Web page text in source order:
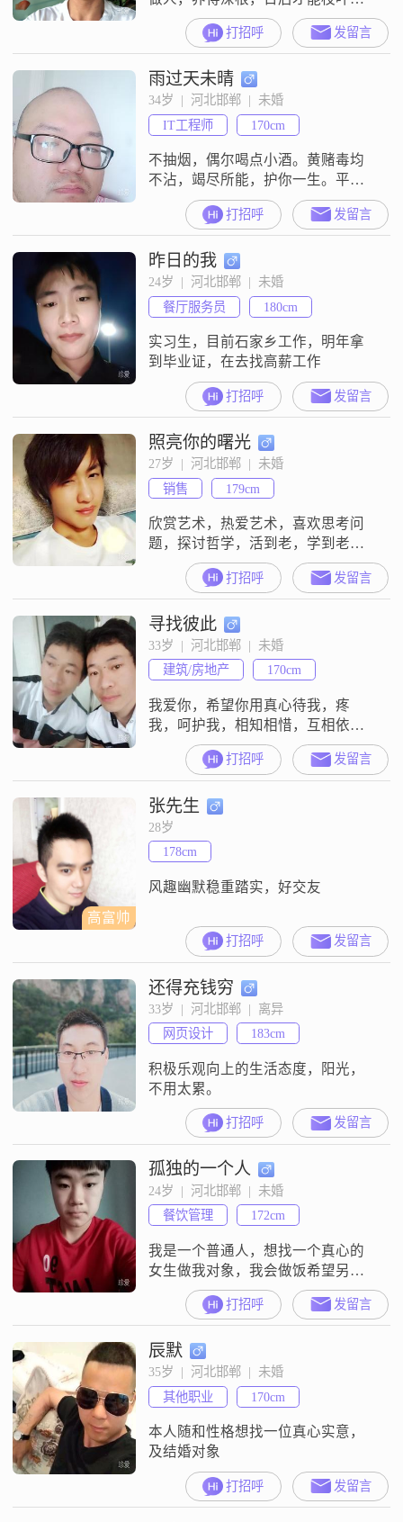
盛。如果你给我的，和你给别人的
是一样的，那我就不要了。要么旅
行，要么读书，身体和灵魂必须有
一个在路上。
打招呼 发留言
雨过天未晴
34岁  |  河北邯郸  |  未婚
IT工程师
170cm
不抽烟，偶尔喝点小酒。黄赌毒均
不沾，竭尽所能，护你一生。平平
淡淡才是真。
打招呼 发留言
昨日的我
24岁  |  河北邯郸  |  未婚
餐厅服务员
180cm
实习生，目前石家乡工作，明年拿
到毕业证，在去找高薪工作
打招呼 发留言
照亮你的曙光
27岁  |  河北邯郸  |  未婚
销售
179cm
欣赏艺术，热爱艺术，喜欢思考问
题，探讨哲学，活到老，学到老，
比较欣赏单纯且三观正的女孩
##3002##
打招呼 发留言
寻找彼此
33岁  |  河北邯郸  |  未婚
建筑/房地产
170cm
我爱你，希望你用真心待我，疼
我，呵护我，相知相惜，互相依
靠，爱永相随！
打招呼 发留言
高富帅
张先生
28岁
178cm
风趣幽默稳重踏实，好交友
打招呼 发留言
还得充钱穷
33岁  |  河北邯郸  |  离异
网页设计
183cm
积极乐观向上的生活态度，阳光，
不用太累。
打招呼 发留言
孤独的一个人
24岁  |  河北邯郸  |  未婚
餐饮管理
172cm
我是一个普通人，想找一个真心的
女生做我对象，我会做饭希望另一
半可以好好爱我
打招呼 发留言
辰默
35岁  |  河北邯郸  |  未婚
其他职业
170cm
本人随和性格想找一位真心实意，
及结婚对象
打招呼 发留言